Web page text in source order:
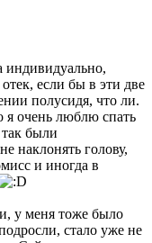
индивидуально,
если бы в эти две
полусидя, что ли.
я очень люблю спать
были
наклонять голову,
и иногда в
у меня тоже было
стало уже не